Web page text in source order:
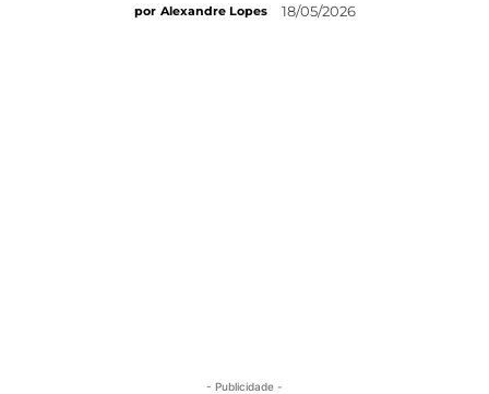
por Alexandre Lopes 18/05/2026
- Publicidade -